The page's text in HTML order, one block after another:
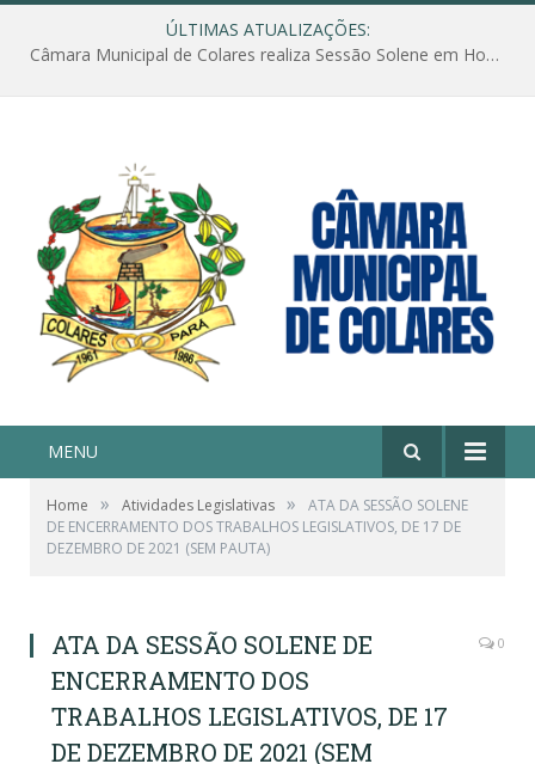
ÚLTIMAS ATUALIZAÇÕES:
Câmara Municipal de Colares realiza Sessão Solene em Homenagem ao Dia das Mães
MENU
Home » Atividades Legislativas »
ATA DA SESSÃO SOLENE
DE ENCERRAMENTO DOS TRABALHOS LEGISLATIVOS, DE 17 DE
DEZEMBRO DE 2021 (SEM PAUTA)
ATA DA SESSÃO SOLENE DE
ENCERRAMENTO DOS
TRABALHOS LEGISLATIVOS, DE 17
DE DEZEMBRO DE 2021 (SEM
0